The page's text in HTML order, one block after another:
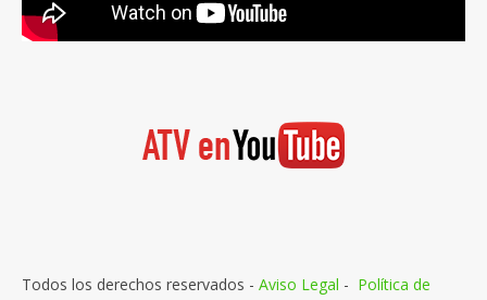
Todos los derechos reservados - Aviso Legal - Política de